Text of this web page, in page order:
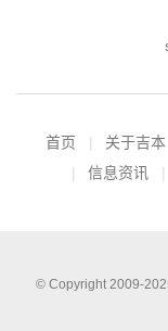
首页 关于吉本
信息资讯
© Copyright 2009-